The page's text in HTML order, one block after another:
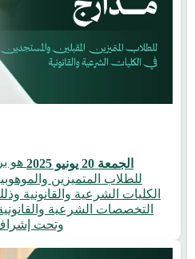
الجمعة 20 يونيو 2025
هو
للطلاب المتميزين
الكليات الشرعية والقانونية
التخصصات الشرعية
وتحت